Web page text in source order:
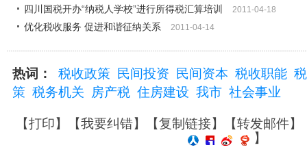
四川国税开办“纳税人学校”进行所得税汇算培训 2011-04-18
优化税收服务 促进和谐征纳关系 2011-04-14
热词： 税收政策 民间投资 民间资本 税收职能
策 税务机关 房产税 住房建设 我市 社会事业
【打印】【我要纠错】【复制链接】【转发邮件】
】